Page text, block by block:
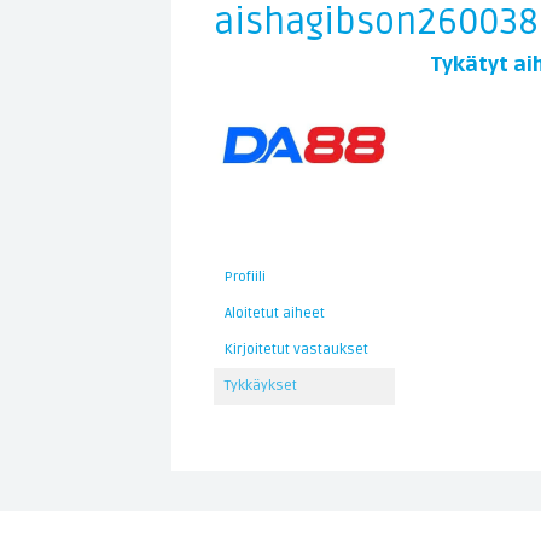
aishagibson260038
Profiili
Aloitetut aiheet
Kirjoitetut vastaukset
Tykkäykset
Tykätyt